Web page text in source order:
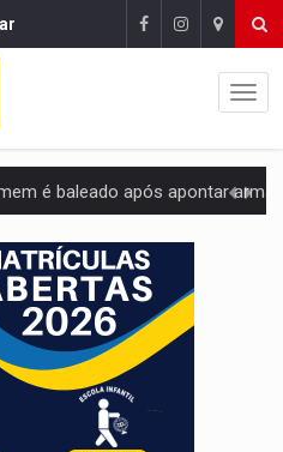
é baleado após apontar arma para
é esfaqueado no peito durante briga
Federal apreendem 12 kg de skunk e arma que
PC:Membros do CV são presos com armas e drogas após
Espetáculo As Marias Somos Nós será
presos após furto de motocicleta em frente